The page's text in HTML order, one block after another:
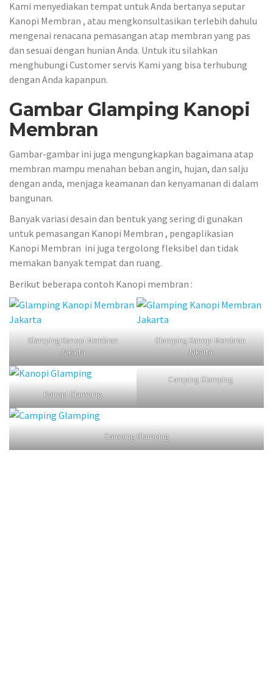
Kami menyediakan tempat untuk Anda bertanya seputar
Kanopi Membran , atau mengkonsultasikan terlebih dahulu
mengenai renacana pemasangan atap membran yang pas
dan sesuai dengan hunian Anda. Untuk itu silahkan
menghubungi Customer servis Kami yang bisa terhubung
dengan Anda kapanpun.
Gambar Glamping Kanopi
Membran
Gambar-gambar ini juga mengungkapkan bagaimana atap
membran mampu menahan beban angin, hujan, dan salju
dengan anda, menjaga keamanan dan kenyamanan di dalam
bangunan.
Banyak variasi desain dan bentuk yang sering di gunakan
untuk pemasangan Kanopi Membran , pengaplikasian
Kanopi Membran ini juga tergolong fleksibel dan tidak
memakan banyak tempat dan ruang.
Berikut beberapa contoh Kanopi membran :
Glamping Kanopi Membran
Jakarta
Glamping Kanopi Membran
Jakarta
Kanopi Glamping
Camping Glamping
Camping Glamping